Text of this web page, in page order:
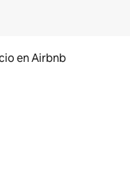
en Airbnb